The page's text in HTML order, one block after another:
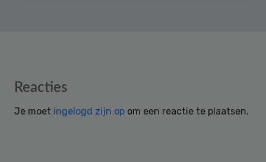
Reader
Reacties
Je moet ingelogd zijn op om een reactie te plaatsen.